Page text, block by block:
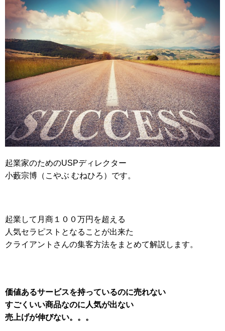
起業家のためのUSPディレクター
小藪宗博（こやぶ むねひろ）です。
起業して月商１００万円を超える
人気セラピストとなることが出来た
クライアントさんの集客方法をまとめて解説します。
価値あるサービスを持っているのに売れない
すごくいい商品なのに人気が出ない
売上げが伸びない。。。